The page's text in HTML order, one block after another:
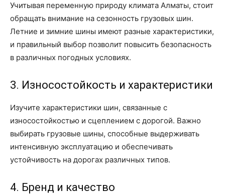
Учитывая переменную природу климата Алматы, стоит
обращать внимание на сезонность грузовых шин.
Летние и зимние шины имеют разные характеристики,
и правильный выбор позволит повысить безопасность
в различных погодных условиях.
3. Износостойкость и характеристики
Изучите характеристики шин, связанные с
износостойкостью и сцеплением с дорогой. Важно
выбирать грузовые шины, способные выдерживать
интенсивную эксплуатацию и обеспечивать
устойчивость на дорогах различных типов.
4. Бренд и качество